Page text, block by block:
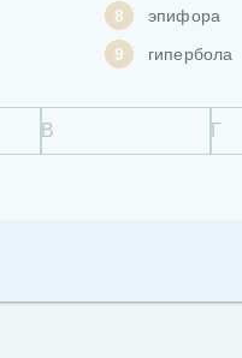
8
эпифора
9
гипербола